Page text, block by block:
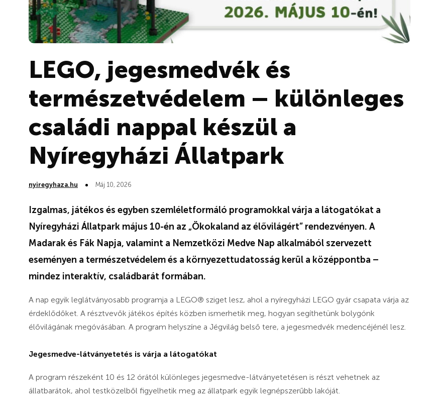
LEGO, jegesmedvék és
természetvédelem – különleges
családi nappal készül a
Nyíregyházi Állatpark
nyiregyhaza.hu Máj 10, 2026
Izgalmas, játékos és egyben szemléletformáló programokkal várja a látogatókat a
Nyíregyházi Állatpark május 10-én az „Ökokaland az élővilágért” rendezvényen. A
Madarak és Fák Napja, valamint a Nemzetközi Medve Nap alkalmából szervezett
eseményen a természetvédelem és a környezettudatosság kerül a középpontba –
mindez interaktív, családbarát formában.
A nap egyik leglátványosabb programja a LEGO® sziget lesz, ahol a nyíregyházi LEGO gyár csapata várja az
érdeklődőket. A résztvevők játékos építés közben ismerhetik meg, hogyan segíthetünk bolygónk
élővilágának megóvásában. A program helyszíne a Jégvilág belső tere, a jegesmedvék medencéjénél lesz.
Jegesmedve-látványetetés is várja a látogatókat
A program részeként 10 és 12 órától különleges jegesmedve-látványetetésen is részt vehetnek az
állatbarátok, ahol testközelből figyelhetik meg az állatpark egyik legnépszerűbb lakóját.